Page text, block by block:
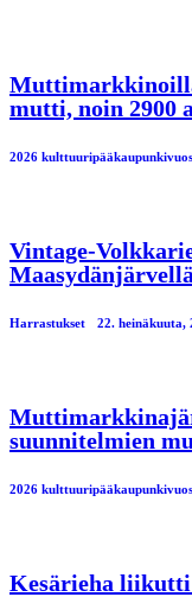
mutti, noin 2900
2026
Vintage-
Maasydänjärvellä
Harrastukset 22. heinäkuuta,
suunnitelmien
2026
Kesärieha